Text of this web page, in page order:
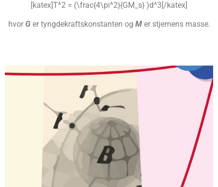
[katex]T^2 = (\frac{4\pi^2}{GM_s} )d^3[/katex]
hvor Ger tyngdekraftskonstanten og Mer stjernens masse.